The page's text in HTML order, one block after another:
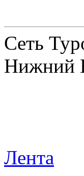
Сеть
Нижний
Лента